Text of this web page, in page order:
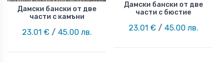
Дамски бански от две
части с камъни
23.01 € / 45.00 лв.
Дамски бански от две
части с бюстие
23.01 € / 45.00 лв.